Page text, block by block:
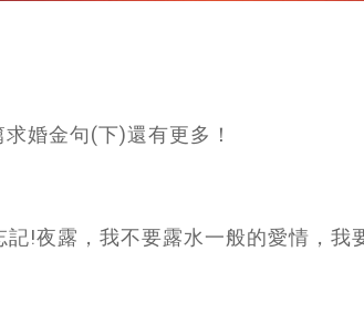
婚金句(下)還有更多！
!夜露，我不要露水一般的愛情，我